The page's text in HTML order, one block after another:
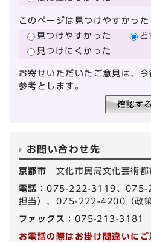
このページは見つけやすかった
見つけやすかった
ど
見つけにくかった
お寄せいただいたご意見は、
参考とします。
お問い合わせ先
京都市 文化市民局文化芸術
電話：075-222-3119、075-
担当）、075-222-4200（政策
ファックス： 075-213-3181
お電話の際はお掛け間違いにご